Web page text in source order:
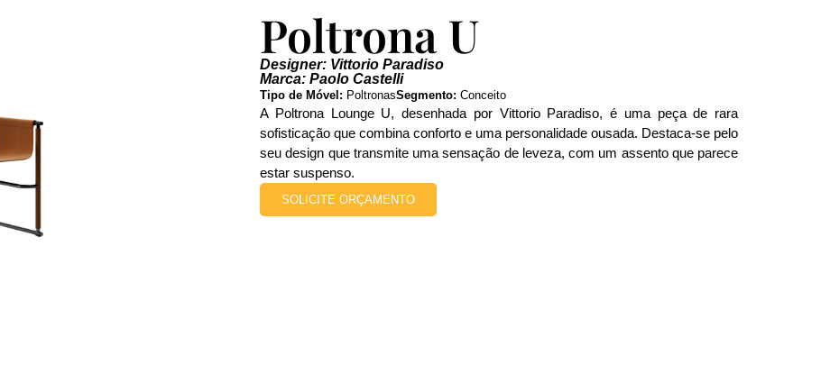
Poltrona U
Designer: Vittorio Paradiso
Marca: Paolo Castelli
Tipo de Móvel: PoltronasSegmento: Conceito
A Poltrona Lounge U, desenhada por Vittorio Paradiso, é uma peça de rara
sofisticação que combina conforto e uma personalidade ousada. Destaca-se pelo
seu design que transmite uma sensação de leveza, com um assento que parece
estar suspenso.
SOLICITE ORÇAMENTO